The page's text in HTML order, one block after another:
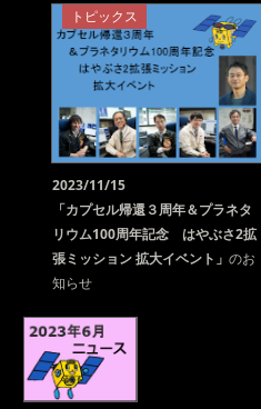
トピックス
2023/11/15
「カプセル帰還３周年＆プラネタ
リウム100周年記念 はやぶさ2拡
張ミッション 拡大イベント」 のお
知らせ